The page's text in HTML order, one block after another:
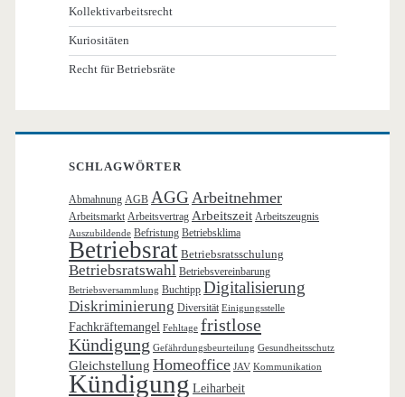
Kollektivarbeitsrecht
Kuriositäten
Recht für Betriebsräte
SCHLAGWÖRTER
Abmahnung AGB AGG Arbeitnehmer
Arbeitsmarkt Arbeitsvertrag Arbeitszeit Arbeitszeugnis
Auszubildende Befristung Betriebsklima
Betriebsrat Betriebsratsschulung
Betriebsratswahl Betriebsvereinbarung
Betriebsversammlung Buchtipp Digitalisierung
Diskriminierung Diversität Einigungsstelle
Fachkräftemangel Fehltage fristlose
Kündigung Gefährdungsbeurteilung Gesundheitsschutz
Gleichstellung Homeoffice JAV Kommunikation
Kündigung Leiharbeit